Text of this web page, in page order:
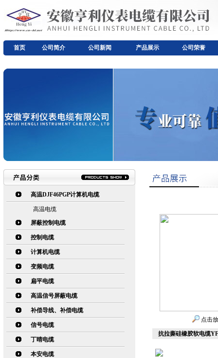
首页 公司简介 公司新闻 产品展示 公司荣誉
高温DJF46PGP计算机电缆
高温电缆
屏蔽控制电缆
控制电缆
计算机电缆
变频电缆
扁平电缆
高温信号屏蔽电缆
补偿导线、补偿电缆
信号电缆
丁晴电缆
本安电缆
点击
抗拉撕硅橡胶软电缆